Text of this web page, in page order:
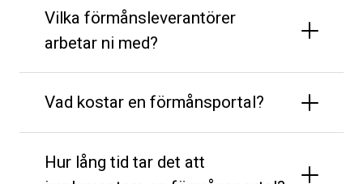
Vilka förmånsleverantörer
arbetar ni med?
Vad kostar en förmånsportal?
Hur lång tid tar det att